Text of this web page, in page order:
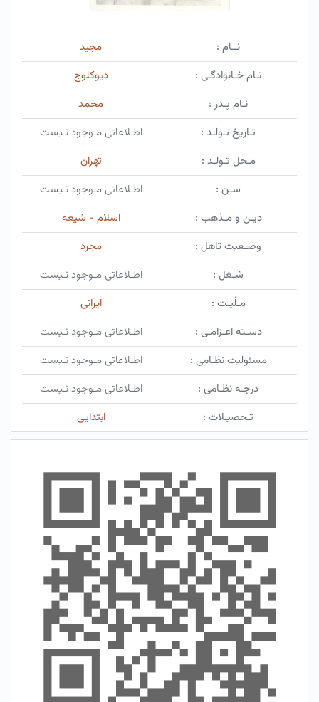
نــام :
مجید
نـام خـانوادگـی :
دیوکلوج
نـام پـدر :
محمد
تـاریخ تـولـد :
اطـلاعاتی مـوجود نـیست
مـحل تـولـد :
تهران
سـن :
اطـلاعاتی مـوجود نـیست
دیـن و مـذهب :
اسلام - شیعه
وضـعیت تاهل :
مجرد
شـغل :
اطـلاعاتی مـوجود نـیست
مـلّیـت :
ایرانی
دسـته اعـزامـی :
اطـلاعاتی مـوجود نـیست
مسئولیت نظـامی :
اطـلاعاتی مـوجود نـیست
درجـه نظـامی :
اطـلاعاتی مـوجود نـیست
تـحصیـلات :
ابتدایی